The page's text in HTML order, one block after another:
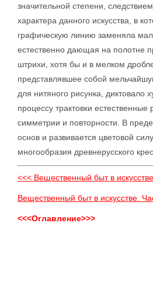
значительной степени,
характера данного искусства, в
графическую линию заменяла
естественно дающая на полотне
штрихи, хотя бы и в мелком
представлявшее собой
для нитяного рисунка, диктовало
процессу трактовки естественные
симметрии и повторности. В
основ и развивается цветовой
многообразия древнерусского
<<< Вещественный быт в
Вещественный быт в искусстве.
<<<Оглавление>>>